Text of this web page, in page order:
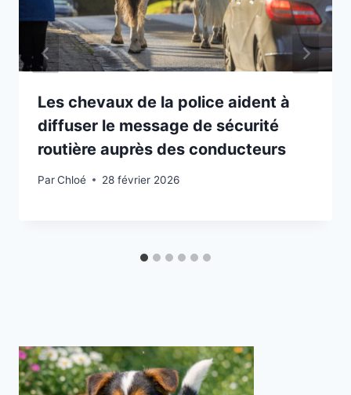
Les chevaux de la police aident à
diffuser le message de sécurité
routière auprès des conducteurs
ParChloé 28 février 2026